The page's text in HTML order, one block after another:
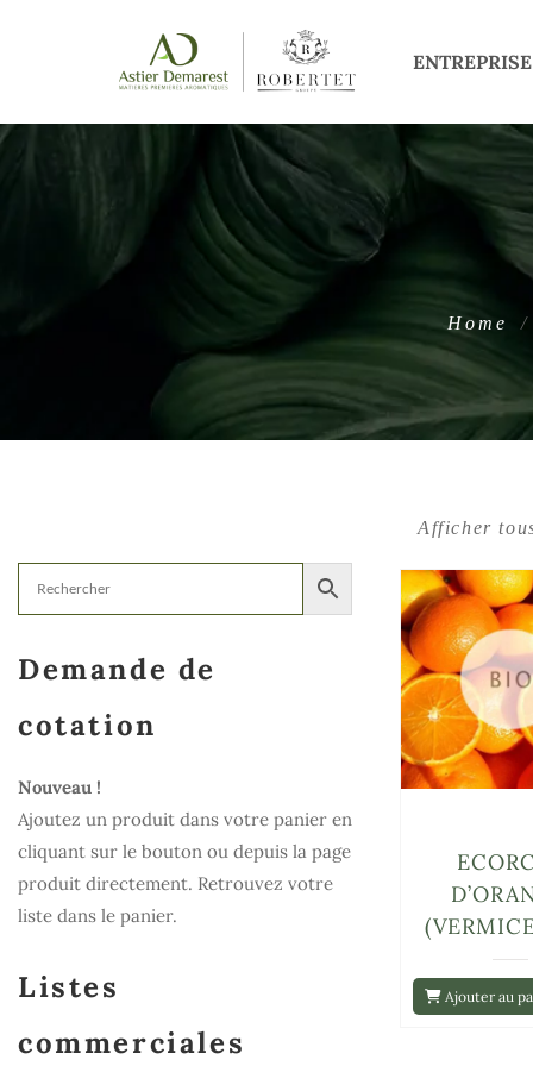
ENTREPRISE
Home
Demande de
cotation
Nouveau !
Ajoutez un produit dans votre panier en
cliquant sur le bouton ou depuis la page
produit directement. Retrouvez votre
liste dans le panier.
Listes
commerciales
Afficher
Ajouter au